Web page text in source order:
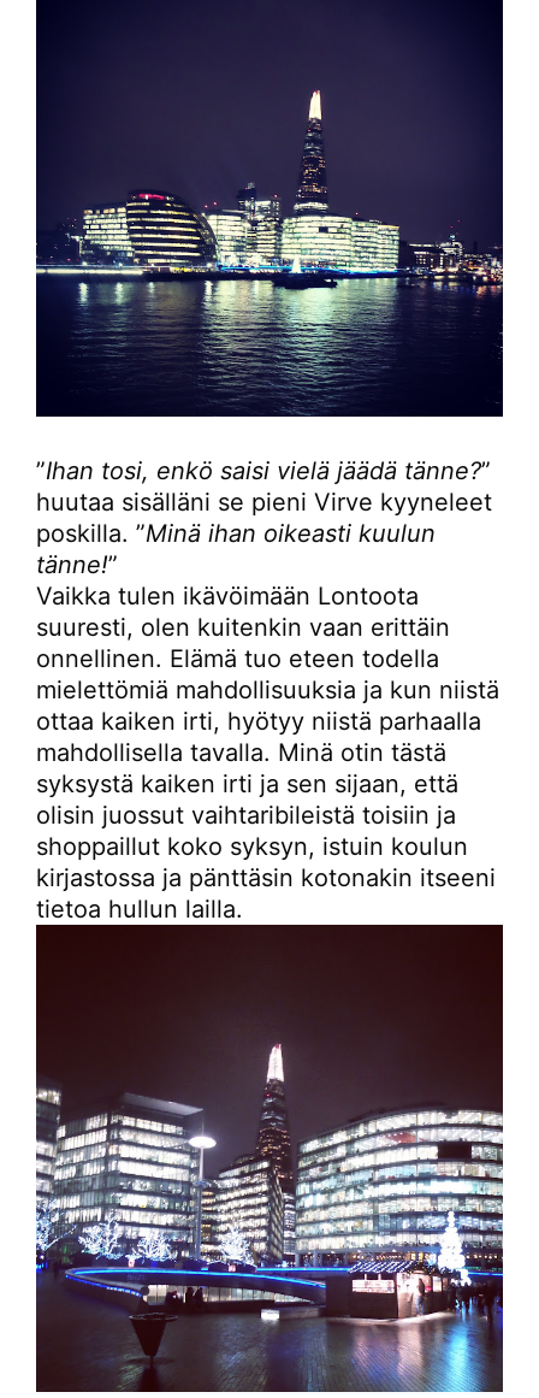
”Ihan tosi, enkö saisi vielä jäädä tänne?”
huutaa sisälläni se pieni Virve kyyneleet
poskilla. ”Minä ihan oikeasti kuulun
tänne!”
Vaikka tulen ikävöimään Lontoota
suuresti, olen kuitenkin vaan erittäin
onnellinen. Elämä tuo eteen todella
mielettömiä mahdollisuuksia ja kun niistä
ottaa kaiken irti, hyötyy niistä parhaalla
mahdollisella tavalla. Minä otin tästä
syksystä kaiken irti ja sen sijaan, että
olisin juossut vaihtaribileistä toisiin ja
shoppaillut koko syksyn, istuin koulun
kirjastossa ja pänttäsin kotonakin itseeni
tietoa hullun lailla.